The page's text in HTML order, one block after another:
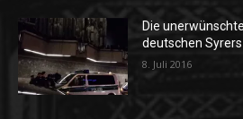
Die
deutschen Syrers
8. Juli 2016